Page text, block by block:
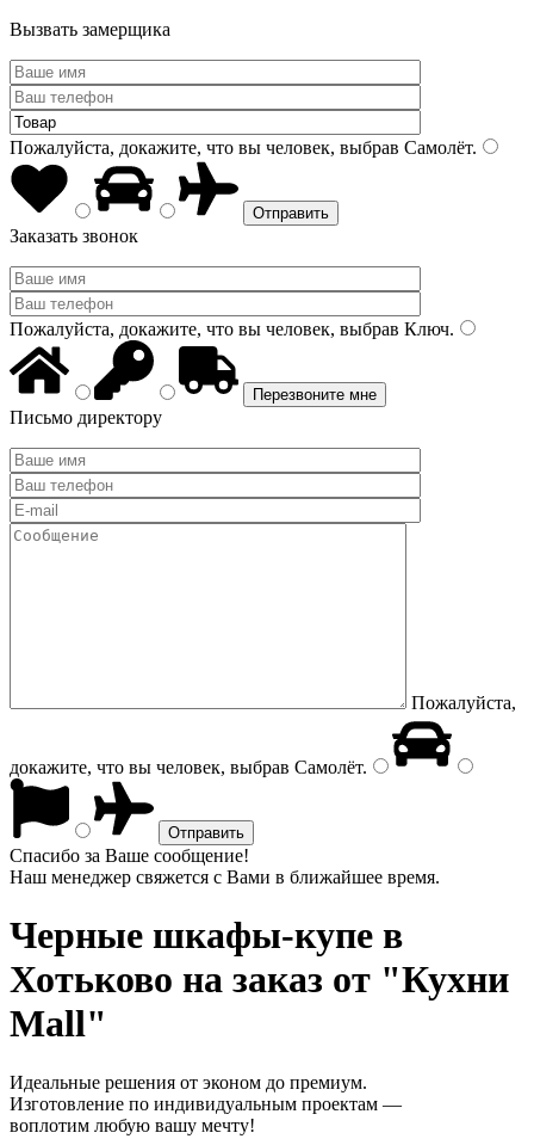
Вызвать замерщика
Пожалуйста, докажите, что вы человек, выбрав Самолёт.
Заказать звонок
Пожалуйста, докажите, что вы человек, выбрав Ключ.
Письмо директору
Пожалуйста,
докажите, что вы человек, выбрав Самолёт.
Спасибо за Ваше сообщение!
Наш менеджер свяжется с Вами в ближайшее время.
Черные шкафы-купе в
Хотьково на заказ от "Кухни
Mall"
Идеальные решения от эконом до премиум.
Изготовление по индивидуальным проектам —
воплотим любую вашу мечту!